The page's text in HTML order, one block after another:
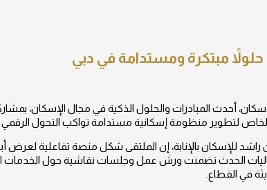
أحدث المبادرات والحلول الذكية في مجال الإسكان،
لتطوير منظومة إسكانية مستدامة تواكب التحول
للإسكان بالإنابة، إن الملتقى شكل منصة تفاعلية لعرض
فعاليات الحدث تضمنت ورش عمل وجلسات نقاشية حول الخدمات
في القطاع.